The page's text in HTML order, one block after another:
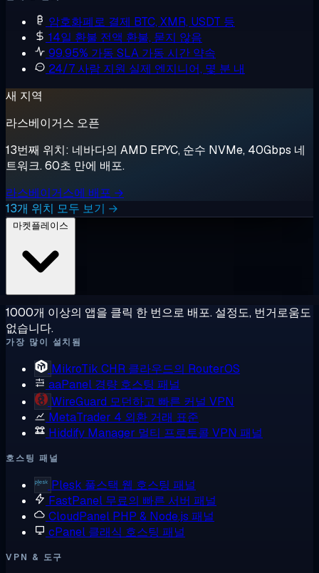
암호화폐로 결제 BTC, XMR, USDT 등
14일 환불 전액 환불, 묻지 않음
99.95% 가동 SLA 가동 시간 약속
24/7 사람 지원 실제 엔지니어, 몇 분 내
새 지역
라스베이거스 오픈
13번째 위치: 네바다의 AMD EPYC, 순수 NVMe, 40Gbps 네
트워크. 60초 만에 배포.
라스베이거스에 배포 →
13개 위치 모두 보기 →
1000개 이상의 앱을 클릭 한 번으로 배포. 설정도, 번거로움도
없습니다.
가장 많이 설치됨
MikroTik CHR 클라우드의 RouterOS
aaPanel 경량 호스팅 패널
WireGuard 모던하고 빠른 커널 VPN
MetaTrader 4 외환 거래 표준
Hiddify Manager 멀티 프로토콜 VPN 패널
호스팅 패널
Plesk 풀스택 웹 호스팅 패널
FastPanel 무료의 빠른 서버 패널
CloudPanel PHP & Node.js 패널
cPanel 클래식 호스팅 패널
VPN & 도구